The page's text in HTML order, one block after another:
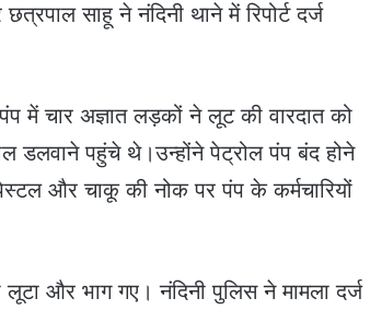
साहू ने नंदिनी थाने में रिपोर्ट दर्ज
में चार अज्ञात लड़कों ने लूट की वारदात को
डलवाने पहुंचे थे।उन्होंने पेट्रोल पंप बंद होने
और चाकू की नोक पर पंप के कर्मचारियों
और भाग गए। नंदिनी पुलिस ने मामला दर्ज